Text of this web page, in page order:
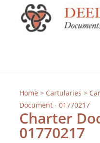
Home > Cartularies >
Document - 01770217
Charter
01770217